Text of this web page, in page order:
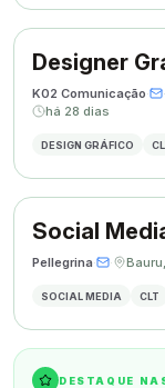
Designer
K02 Comunicação· ·
há 28 dias
DESIGN GRÁFICO
Social
Pellegrina· ·
SOCIAL MEDIA CLT
DESTAQUE